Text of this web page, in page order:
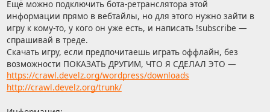
M
M
Ещё можно подключить бота-ретранслятора этой
информации прямо в вебтайлы, но для этого нужно зайти в
игру к кому-то, у кого он уже есть, и написать !subscribe —
спрашивай в треде.
Скачать игру, если предпочитаешь играть оффлайн, без
возможности ПОКАЗАТЬ ДРУГИМ, ЧТО Я СДЕЛАЛ ЭТО —
https://crawl.develz.org/wordpress/downloads
http://crawl.develz.org/trunk/